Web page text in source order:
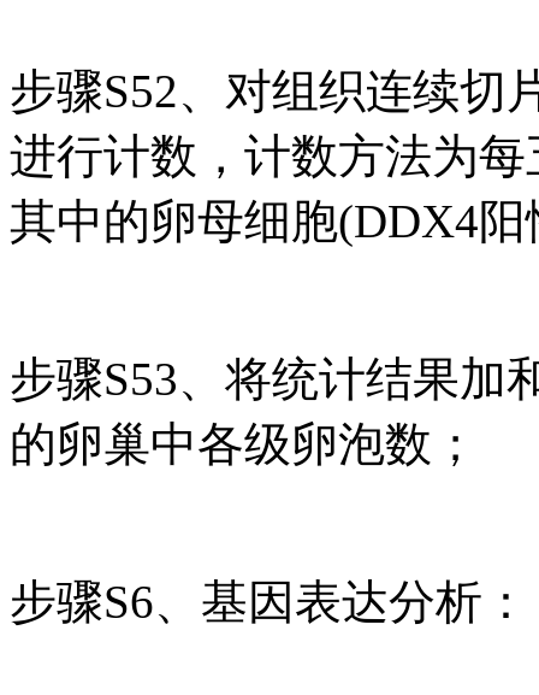
步骤S52、对组织连续切
进行计数，计数方法为
其中的卵母细胞(DDX4
步骤S53、将统计结果加
的卵巢中各级卵泡数；
步骤S6、基因表达分析：